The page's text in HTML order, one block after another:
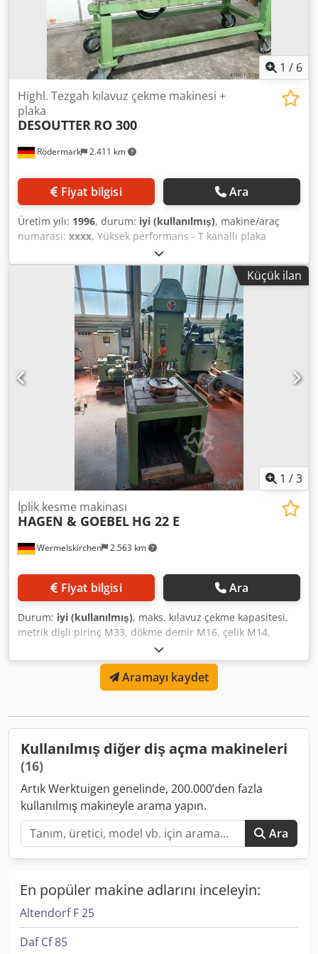
1 / 6
Rödermark 2.411 km
Highl. Tezgah kılavuz çekme makinesi +
plaka
DESOUTTER RO 300
Fiyat bilgisi Ara
Üretim yılı: 1996, durum: iyi (kullanılmış), makine/araç
numarası: xxxx, Yüksek performans - T kanallı plaka
üzerinde tezgah kılavuz çekme makineleri Teknik veriler: -
Kılavuz çekme kapasitesi yakl. M 3 - M 16 - 500 dev / dak'ya
kadar hız aralığı - Çalışma aralığı (dönme yarıçapı) 2500
mm - Hızlı değiştirilebilir takım tutucu boyutu 2 çap 31 -
hızlı değiştirilebilir takım tutucu için çeşitli kesici uçlar - 5 T
yuvalı masa yüzeyi 2050 x 900 mm. masa yüksekliği 910
mm - Çene genişliği 200 mm olan makine mengenesi - 3
çeneli aynalar 250 mm - basınç düşürücülü pnömatik
bağlantı - mobil alt çerçeve - alan gereksinimi yakl. W 2400
x H 2000 x D 1000 mm - ağırlık yakl. 1100 kilo Dwjdpfxof Tcy
Küçük ilan
1 /3
Wermelskirchen 2.563 km
İplik kesme makinası
HAGEN & GOEBEL HG 22 E
Fiyat bilgisi Ara
Durum: iyi (kullanılmış), maks. kılavuz çekme kapasitesi,
metrik dişli pirinç M33, dökme demir M16, çelik M14,
aksesuarlar dahil Dwsdjibmn Eopfx Aayea
Aramayı kaydet
Kullanılmış diğer diş açma makineleri
(16)
Artık Werktuigen genelinde, 200.000’den fazla
kullanılmış makineyle arama yapın.
Ara
En popüler makine adlarını inceleyin:
Altendorf F 25
Daf Cf 85